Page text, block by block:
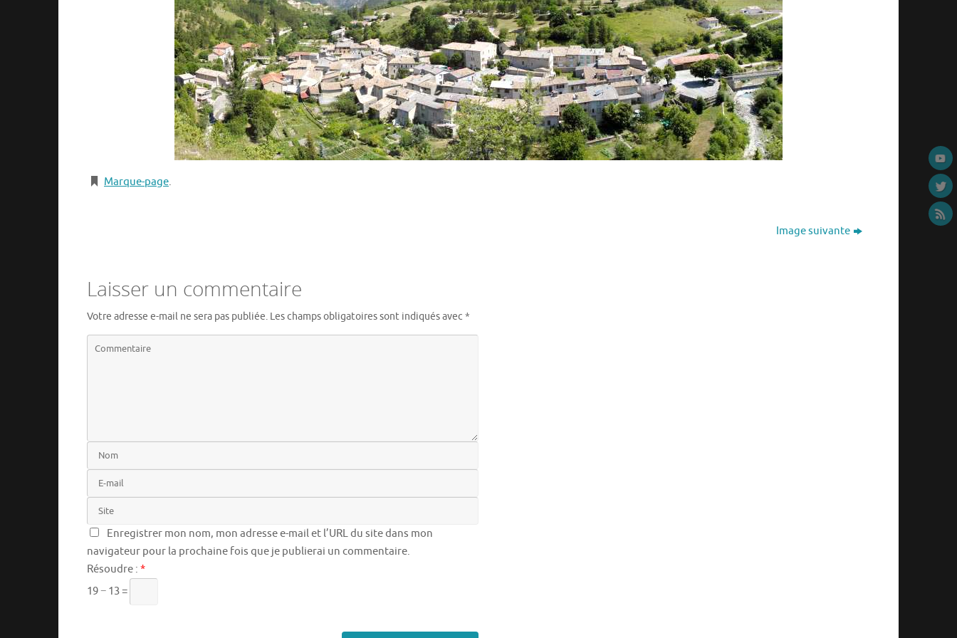
Marque-page.
Image suivante
Laisser un commentaire
Votre adresse e-mail ne sera pas publiée. Les champs obligatoires sont indiqués avec *
Enregistrer mon nom, mon adresse e-mail et l’URL du site dans mon
navigateur pour la prochaine fois que je publierai un commentaire.
Résoudre : *
19 − 13 =